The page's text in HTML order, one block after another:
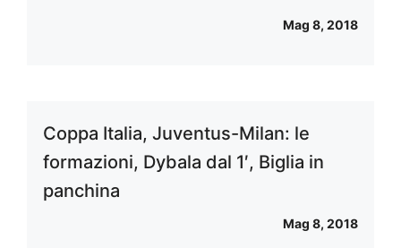
Mag 8, 2018
Coppa Italia, Juventus-Milan: le
formazioni, Dybala dal 1′, Biglia in
panchina
Mag 8, 2018